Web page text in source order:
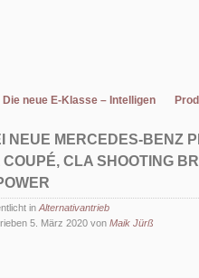
neue E-Klasse – Intelligenz wird
NEUE MERCEDES-BENZ
CLA SHOOTING
in Alternativantrieb
5. März 2020 von Maik Jürß